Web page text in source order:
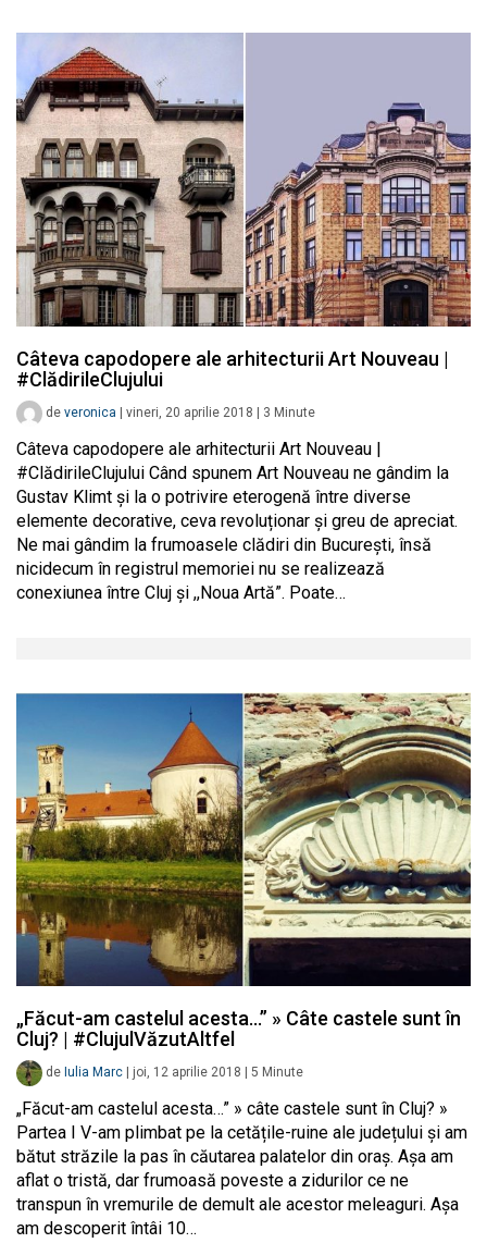
Câteva capodopere ale arhitecturii Art Nouveau |
#ClădirileClujului
de veronica vineri, 20 aprilie 2018 3 Minute
Câteva capodopere ale arhitecturii Art Nouveau |
#ClădirileClujului Când spunem Art Nouveau ne gândim la
Gustav Klimt și la o potrivire eterogenă între diverse
elemente decorative, ceva revoluționar și greu de apreciat.
Ne mai gândim la frumoasele clădiri din București, însă
nicidecum în registrul memoriei nu se realizează
conexiunea între Cluj și ,,Noua Artă”. Poate…
„Făcut-am castelul acesta…” » Câte castele sunt în
Cluj? | #ClujulVăzutAltfel
de Iulia Marc joi, 12 aprilie 2018 5 Minute
„Făcut-am castelul acesta…” » câte castele sunt în Cluj? »
Partea I V-am plimbat pe la cetățile-ruine ale județului și am
bătut străzile la pas în căutarea palatelor din oraș. Așa am
aflat o tristă, dar frumoasă poveste a zidurilor ce ne
transpun în vremurile de demult ale acestor meleaguri. Așa
am descoperit întâi 10…